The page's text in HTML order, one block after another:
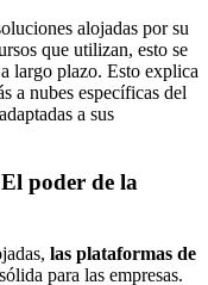
alojadas por su
que utilizan, esto se
largo plazo. Esto explica
a nubes específicas del
a sus
poder de la
las plataformas de
para las empresas.